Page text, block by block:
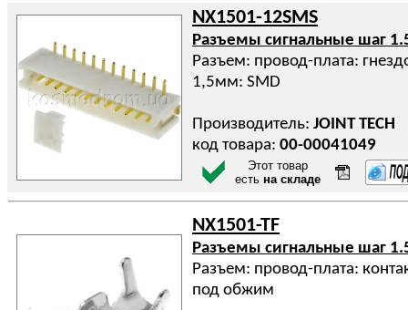
NX1501-12SMS
Разъемы сигнальные шаг
Разъем: провод-плата:
1,5мм: SMD
Производитель: JOINT TECH
код товара: 00-00041049
Этот товар
есть на складе
NX1501-TF
Разъемы сигнальные шаг
Разъем: провод-плата:
под обжим